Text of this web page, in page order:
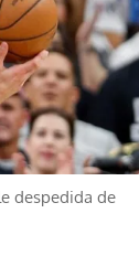
despedida de